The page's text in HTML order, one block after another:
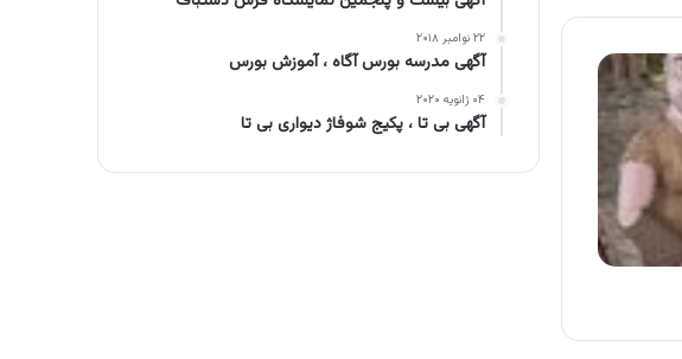
۲۲ نوامبر ۲۰۱۸
آگهی مدرسه بورس آگاه ، آموزش بورس
۰۴ ژانویه ۲۰۲۰
آگهی بی تا ، پکیج شوفاژ دیواری بی تا